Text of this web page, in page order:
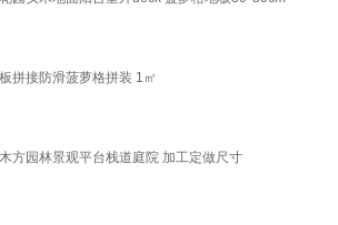
拼接防滑菠萝格拼装 1㎡
方园林景观平台栈道庭院 加工定做尺寸